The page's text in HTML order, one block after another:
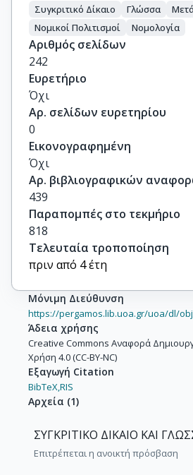
Συγκριτικό Δίκαιο Γλώσσα
Νομικοί Πολιτισμοί
Νομολογία
Αριθμός σελίδων
242
Ευρετήριο
Όχι
Αρ. σελίδων ευρετηρίου
0
Εικονογραφημένη
Όχι
Αρ. βιβλιογραφικών
439
Παραπομπές στο τεκμήριο
818
Τελευταία τροποποίηση
πριν από 4 έτη
Μόνιμη Διεύθυνση
https://pergamos.lib.uoa.gr/uoa/dl/
Άδεια χρήσης
Creative Commons Αναφορά
Χρήση 4.0 (CC-BY-NC)
Εξαγωγή Citation
BibTeX,RIS
Αρχεία (1)
ΣΥΓΚΡΙΤΙΚΟ ΔΙΚΑΙΟ ΚΑΙ
Επιτρέπεται η ανοικτή πρόσβαση